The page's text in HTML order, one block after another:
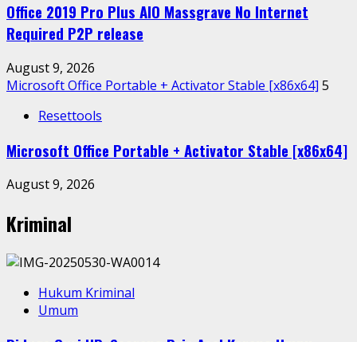
Office 2019 Pro Plus AIO Massgrave No Internet
Required P2P release
August 9, 2026
Microsoft Office Portable + Activator Stable [x86x64] 5
Resettools
Microsoft Office Portable + Activator Stable [x86x64]
August 9, 2026
Kriminal
Hukum Kriminal
Umum